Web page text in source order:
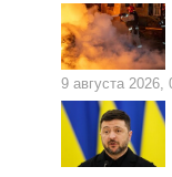
9 августа 2026,